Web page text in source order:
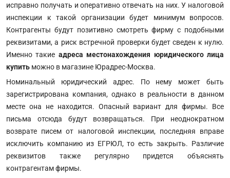
исправно получать и оперативно отвечать на них. У налоговой
инспекции к такой организации будет минимум вопросов.
Контрагенты будут позитивно смотреть фирму с подобными
реквизитами, а риск встречной проверки будет сведен к нулю.
Именно такие адреса местонахождения юридического лица
купить можно в магазине Юрадрес-Москва.
Номинальный юридический адрес. По нему может быть
зарегистрирована компания, однако в реальности в данном
месте она не находится. Опасный вариант для фирмы. Все
письма отсюда будут возвращаться. При неоднократном
возврате писем от налоговой инспекции, последняя вправе
исключить компанию из ЕГРЮЛ, то есть закрыть. Различие
реквизитов также регулярно придется объяснять
контрагентам фирмы.